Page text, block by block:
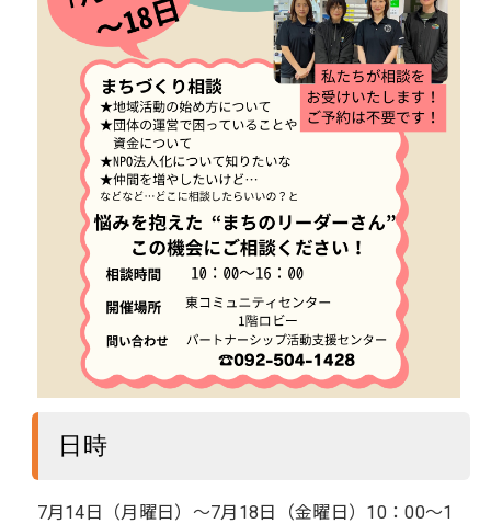
日時
7月14日（月曜日）～7月18日（金曜日）10：00～1